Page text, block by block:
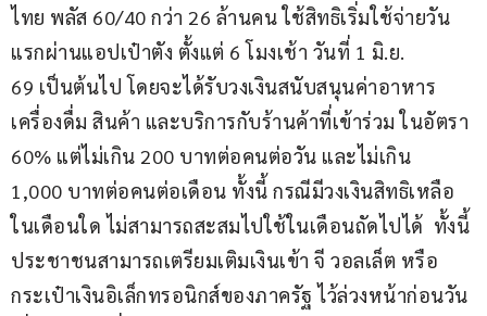
ไทย พลัส 60/40 กว่า 26 ล้านคน ใช้สิทธิเริ่มใช้จ่ายวัน
แรกผ่านแอปเป๋าตัง ตั้งแต่ 6 โมงเช้า วันที่ 1 มิ.ย.
69 เป็นต้นไป โดยจะได้รับวงเงินสนับสนุนค่าอาหาร
เครื่องดื่ม สินค้า และบริการกับร้านค้าที่เข้าร่วม ในอัตรา
60% แต่ไม่เกิน 200 บาทต่อคนต่อวัน และไม่เกิน
1,000 บาทต่อคนต่อเดือน ทั้งนี้ กรณีมีวงเงินสิทธิเหลือ
ในเดือนใด ไม่สามารถสะสมไปใช้ในเดือนถัดไปได้  ทั้งนี้
ประชาชนสามารถเตรียมเติมเงินเข้า จี วอลเล็ต หรือ
กระเป๋าเงินอิเล็กทรอนิกส์ของภาครัฐ ไว้ล่วงหน้าก่อนวัน